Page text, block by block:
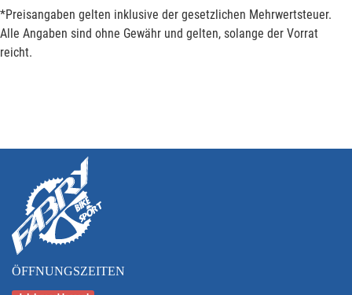
*Preisangaben gelten inklusive der gesetzlichen Mehrwertsteuer.
Alle Angaben sind ohne Gewähr und gelten, solange der Vorrat
reicht.
ÖFFNUNGSZEITEN